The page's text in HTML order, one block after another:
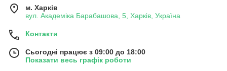
м. Харків
вул. Академіка Барабашова, 5, Харків, Україна
Контакти
Сьогодні працює з 09:00 до 18:00
Показати весь графік роботи